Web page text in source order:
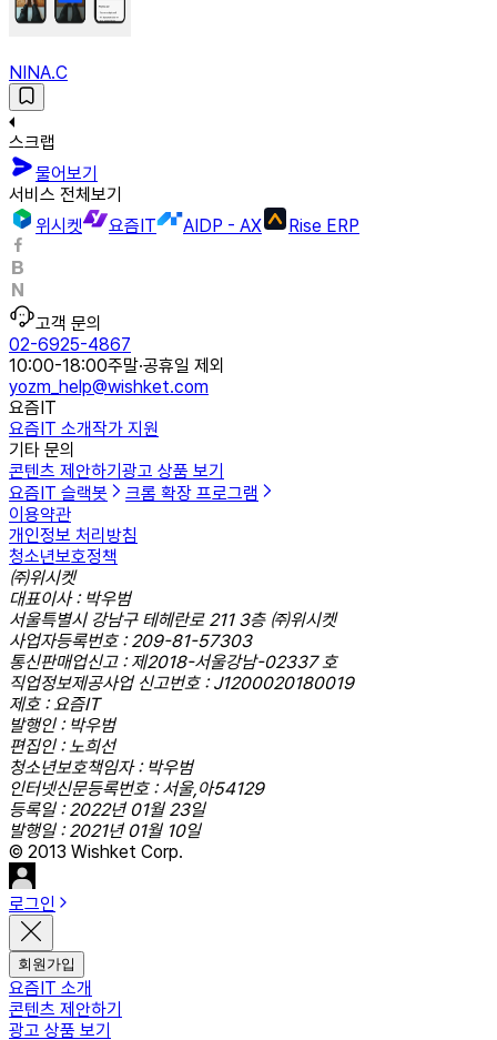
NINA.C
스크랩
물어보기
서비스 전체보기
위시켓
요즘IT AIDP - AX Rise ERP
고객 문의
02-6925-4867
10:00-18:00주말·공휴일 제외
yozm_help@wishket.com
요즘IT
요즘IT 소개작가 지원
기타 문의
콘텐츠 제안하기 광고 상품 보기
요즘IT 슬랙봇
크롬 확장 프로그램
이용약관
개인정보 처리방침
청소년보호정책
㈜위시켓
대표이사 : 박우범
서울특별시 강남구 테헤란로 211 3층 ㈜위시켓
사업자등록번호 : 209-81-57303
통신판매업신고 : 제2018-서울강남-02337 호
직업정보제공사업 신고번호 : J1200020180019
제호 : 요즘IT
발행인 : 박우범
편집인 : 노희선
청소년보호책임자 : 박우범
인터넷신문등록번호 : 서울,아54129
등록일 : 2022년 01월 23일
발행일 : 2021년 01월 10일
© 2013 Wishket Corp.
로그인
회원가입
요즘IT 소개
콘텐츠 제안하기
광고 상품 보기